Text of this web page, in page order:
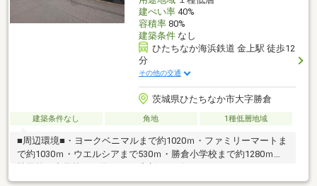
建ぺい率40%
容積率80%
建築条件なし
ひたちなか海浜鉄道 金上駅 徒歩12
分
その他の交通
茨城県ひたちなか市大字勝倉
建築条件なし 角地 1種低層地域
■周辺環境■・ヨークベニマルまで約1020ｍ・ファミリーマートま
で約1030ｍ・ウエルシアまで530ｍ・勝倉小学校まで約1280ｍ・
ー◆土地探しと同時に、お客様が気になるハウスメーカーや建築